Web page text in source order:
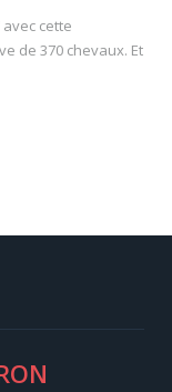
cette
de 370 chevaux. Et